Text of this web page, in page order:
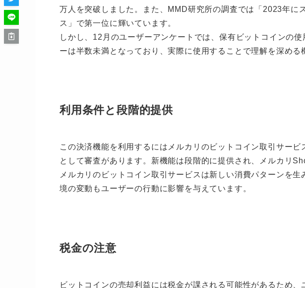
万人を突破しました。また、MMD研究所の調査では「2023年に
ス」で第一位に輝いています。
しかし、12月のユーザーアンケートでは、保有ビットコインの
ーは半数未満となっており、実際に使用することで理解を深める
利用条件と段階的提供
この決済機能を利用するにはメルカリのビットコイン取引サー
として審査があります。新機能は段階的に提供され、メルカリ
メルカリのビットコイン取引サービスは新しい消費パターンを
境の変動もユーザーの行動に影響を与えています。
税金の注意
ビットコインの売却利益には税金が課される可能性があるため